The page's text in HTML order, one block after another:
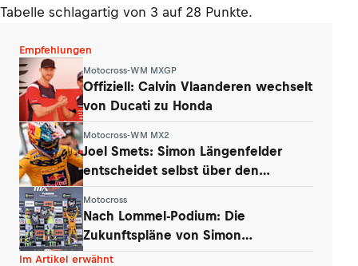
Tabelle schlagartig von 3 auf 28 Punkte.
Empfehlungen
Motocross-WM MXGP
Offiziell: Calvin Vlaanderen wechselt
von Ducati zu Honda
Motocross-WM MX2
Joel Smets: Simon Längenfelder
entscheidet selbst über den
Motocross
Nach Lommel-Podium: Die
Zukunftspläne von Simon
Längenfelder (KTM)
Im Artikel erwähnt